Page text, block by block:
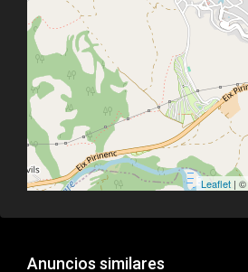
Leaflet | ©
Anuncios similares